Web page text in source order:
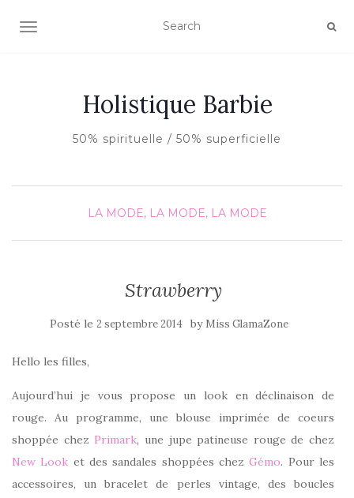
AFFICHER/MASQUER LA NAVIGATION
Holistique Barbie
50% spirituelle / 50% superficielle
LA MODE, LA MODE, LA MODE
Strawberry
Posté le 2 septembre 2014 by Miss GlamaZone
Hello les filles,
Aujourd’hui je vous propose un look en déclinaison de
rouge. Au programme, une blouse imprimée de coeurs
shoppée chez Primark, une jupe patineuse rouge de chez
New Look et des sandales shoppées chezGémo. Pour les
accessoires, un bracelet de perles vintage, des boucles